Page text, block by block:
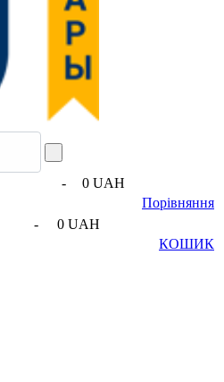
-
0 UAH
Порівняння
-
0 UAH
КОШИК